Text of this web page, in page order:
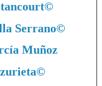
©
Serrano©
Muñoz
©